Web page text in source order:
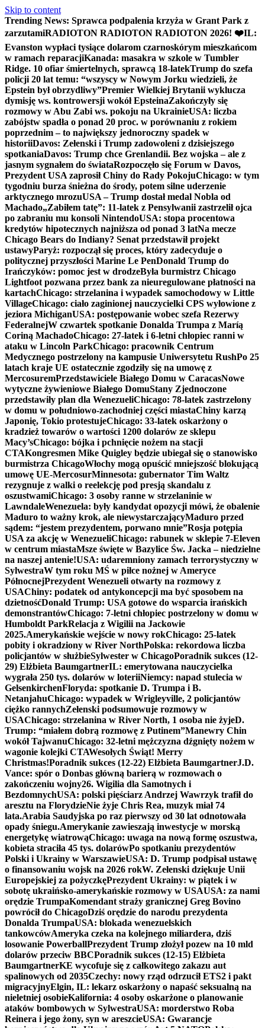
Skip to content
Trending News: Sprawca podpalenia krzyża w Grant Park z
zarzutamiRADIOTON RADIOTON RADIOTON 2026! ❤️IL:
Evanston wypłaci tysiące dolarom czarnoskórym mieszkańcom
w ramach reparacjiKanada: masakra w szkole w Tumbler
Ridge. 10 ofiar śmiertelnych, sprawcą 18-latekTrump do szefa
policji 20 lat temu: “wszyscy w Nowym Jorku wiedzieli, że
Epstein był obrzydliwy”Premier Wielkiej Brytanii wyklucza
dymisję ws. kontrowersji wokół EpsteinaZakończyły się
rozmowy w Abu Zabi ws. pokoju na UkrainieUSA: liczba
zabójstw spadła o ponad 20 proc. w porównaniu z rokiem
poprzednim – to największy jednoroczny spadek w
historiiDavos: Zełenski i Trump zadowoleni z dzisiejszego
spotkaniaDavos: Trump chce Grenlandii. Bez wojska – ale z
jasnym sygnałem do świataRozpoczęło się Forum w Davos,
Prezydent USA zaprosił Chiny do Rady PokojuChicago: w tym
tygodniu burza śnieżna do środy, potem silne uderzenie
arktycznego mrozuUSA – Trump dostał medal Nobla od
Machado„Zabiłem tatę”: 11-latek z Pensylwanii zastrzelił ojca
po zabraniu mu konsoli NintendoUSA: stopa procentowa
kredytów hipotecznych najniższa od ponad 3 latNa mecze
Chicago Bears do Indiany? Senat przedstawił projekt
ustawyParyż: rozpoczął się proces, który zadecyduje o
politycznej przyszłości Marine Le PenDonald Trump do
Irańczyków: pomoc jest w drodzeByła burmistrz Chicago
Lightfoot pozwana przez bank za nieuregulowane płatności na
kartachChicago: strzelanina i wypadek samochodowy w Little
VillageChicago: ciało zaginionej nauczycielki CPS wyłowione z
jeziora MichiganUSA: postępowanie wobec szefa Rezerwy
FederalnejW czwartek spotkanie Donalda Trumpa z Maríą
Coriną MachadoChicago: 27-latek i 6-letni chłopiec ranni w
ataku w Lincoln ParkChicago: pracownik Centrum
Medycznego postrzelony na kampusie Uniwersytetu RushPo 25
latach kraje UE ostatecznie zgodziły się na umowę z
MercosuremPrzedstawiciele Białego Domu w CaracasNowe
wytyczne żywieniowe Białego DomuStany Zjednoczone
przedstawiły plan dla WenezueliChicago: 78-latek zastrzelony
w domu w południowo-zachodniej części miastaChiny karzą
Japonię, Tokio protestujeChicago: 33-latek oskarżony o
kradzież towarów o wartości 1200 dolarów ze sklepu
Macy’sChicago: bójka i pchnięcie nożem na stacji
CTAKongresmen Mike Quigley będzie ubiegał się o stanowisko
burmistrza ChicagoWłochy mogą opuścić mniejszość blokującą
umowę UE-MercosurMinnesota: gubernator Tim Waltz
rezygnuje z walki o reelekcję pod presją skandalu z
oszustwamiChicago: 3 osoby ranne w strzelaninie w
LawndaleWenezuela: były kandydat opozycji mówi, że obalenie
Maduro to ważny krok, ale niewystarczającyMaduro przed
sądem: “jestem prezydentem, porwano mnie”Rosja potępia
USA za akcję w WenezueliChicago: rabunek w sklepie 7-Eleven
w centrum miastaMsze święte w Bazylice Św. Jacka – niedzielne
na naszej antenie!USA: udaremniony zamach terrorystyczny w
SylwestraW tym roku MŚ w piłce nożnej w Ameryce
PółnocnejPrezydent Wenezueli otwarty na rozmowy z
USAChiny: podatek od antykoncepcji ma być sposobem na
dzietnośćDonald Trump: USA gotowe do wsparcia irańskich
demonstrantówChicago: 7-letni chłopiec postrzelony w domu w
Humboldt ParkRelacja z Wigilii na Jackowie
2025.Amerykańskie wejście w nowy rokChicago: 25-latek
pobity i okradziony w River NorthPolska: rekordowa liczba
policjantów w służbieSylwester w ChicagoPoradnik sukces (12-
29) Elżbieta BaumgartnerIL: emerytowana nauczycielka
wygrała 250 tys. dolarów w loteriiNiemcy: napad stulecia w
GelsenkirchenFloryda: spotkanie D. Trumpa i B.
NetanjahuChicago: wypadek w Wrigleyville, 2 policjantów
ciężko rannychZełenski podsumowuje rozmowy w
USAChicago: strzelanina w River North, 1 osoba nie żyjeD.
Trump: “miałem dobrą rozmowę z Putinem”Manewry Chin
wokół TajwanuChicago: 32-letni mężczyzna dźgnięty nożem w
wagonie kolejki CTAWesołych Świąt! Merry
Christmas!Poradnik sukces (12-22) Elżbieta BaumgartnerJ.D.
Vance: spór o Donbas główną barierą w rozmowach o
zakończeniu wojny26. Wigilia dla Samotnych i
BezdomnychUSA: polski pięściarz Andrzej Wawrzyk trafił do
aresztu na FlorydzieNie żyje Chris Rea, muzyk miał 74
lata.Arabia Saudyjska po raz pierwszy od 30 lat odnotowała
opady śniegu.Amerykanie zawieszają inwestycje w morską
energetykę wiatrowąChicago: uwaga na nową formę oszustwa,
kobieta straciła 45 tys. dolarówPo spotkaniu prezydentów
Polski i Ukrainy w WarszawieUSA: D. Trump podpisał ustawę
o finansowaniu wojsk na 2026 rokW. Zełenski dziękuje Unii
Europejskiej za pożyczkęPrezydent Ukrainy: w piątek i w
sobotę ukraińsko-amerykańskie rozmowy w USAUSA: za nami
orędzie TrumpaKomendant straży granicznej Greg Bovino
powrócił do ChicagoDziś orędzie do narodu prezydenta
Donalda TrumpaUSA: blokada wenezuelskich
tankowcówAmeryka czeka na kolejnego miliardera, dziś
losowanie PowerballPrezydent Trump złożył pozew na 10 mld
dolarów przeciw BBCPoradnik sukces (12-15) Elżbieta
BaumgartnerKE wycofuje się z całkowitego zakazu aut
spalinowych od 2035Czechy: nowy rząd odrzucił ETS2 i pakt
migracyjnyElgin, IL: lekarz oskarżony o napaść seksualną na
nieletniej osobieKalifornia: 4 osoby oskarżone o planowanie
ataków bombowych w SylwestraUSA: morderstwo Roba
Reinera i jego żony, syn w areszcieUSA: Gwarancje